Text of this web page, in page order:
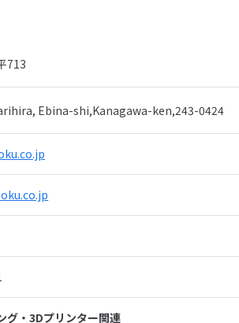
713
Ebina-shi,Kanagawa-ken,243-0424
グ・3Dプリンター関連